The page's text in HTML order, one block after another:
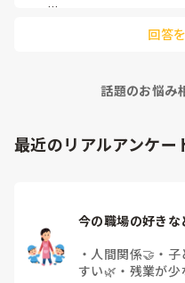
「こんなこと聞いたら迷
件、どこまで進んだ？」
「毎日夕方に5分だけ進捗
てしまうと、後輩も質問し
回答
話題のお悩み
最近のリアルアンケー
・ 人間関係🤝 ・ 子
すい🌿 ・ 残業が少